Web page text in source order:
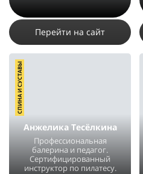
Перейти на сайт
Анжелика Тесёлкина
Профессиональная
балерина и педагог.
Сертифицированный
инструктор по пилатесу.
СПИНА И СУСТАВЫ